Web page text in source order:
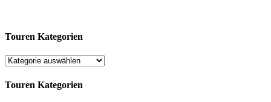
Touren Kategorien
Touren Kategorien